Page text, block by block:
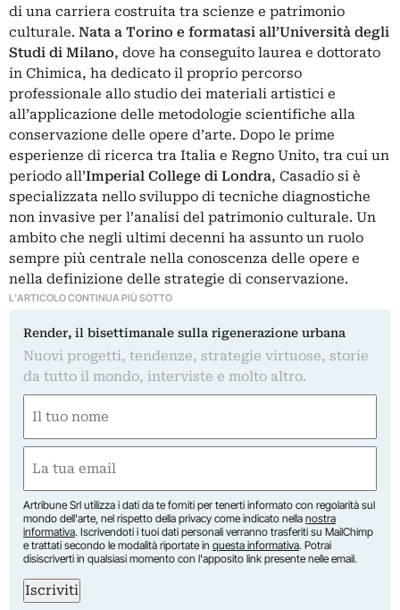
di una carriera costruita tra scienze e patrimonio
culturale. Nata a Torino e formatasi all’Università degli
Studi di Milano, dove ha conseguito laurea e dottorato
in Chimica, ha dedicato il proprio percorso
professionale allo studio dei materiali artistici e
all’applicazione delle metodologie scientifiche alla
conservazione delle opere d’arte. Dopo le prime
esperienze di ricerca tra Italia e Regno Unito, tra cui un
periodo all’Imperial College di Londra, Casadio si è
specializzata nello sviluppo di tecniche diagnostiche
non invasive per l’analisi del patrimonio culturale. Un
ambito che negli ultimi decenni ha assunto un ruolo
sempre più centrale nella conoscenza delle opere e
nella definizione delle strategie di conservazione.
L'ARTICOLO CONTINUA PIÙ SOTTO
Render, il bisettimanale sulla rigenerazione urbana
Nuovi progetti, tendenze, strategie virtuose, storie
da tutto il mondo, interviste e molto altro.
(Required)
First
(Required)
Artribune Srl utilizza i dati da te forniti per tenerti informato con regolarità sul
mondo dell'arte, nel rispetto della privacy come indicato nella nostra
informativa. Iscrivendoti i tuoi dati personali verranno trasferiti su MailChimp
e trattati secondo le modalità riportate in questa informativa. Potrai
disiscriverti in qualsiasi momento con l'apposito link presente nelle email.
Iscriviti